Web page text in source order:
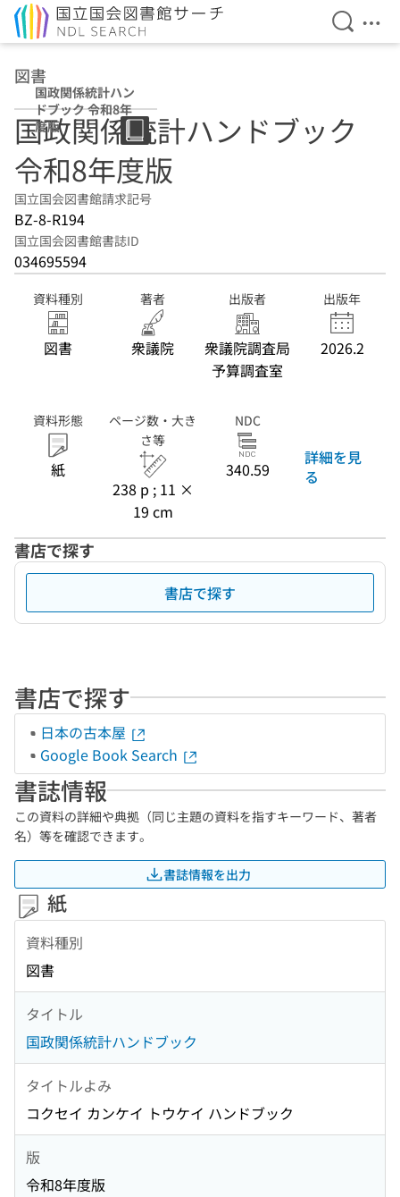
検索を
メ
図書
国政関係統計ハン
ドブック 令和8年
度版
国政関係統計ハンドブック
令和8年度版
国立国会図書館請求記号
BZ-8-R194
国立国会図書館書誌ID
034695594
資料種別
図書
著者
衆議院
出版者
衆議院調査局
予算調査室
出版年
2026.2
資料形態
紙
ページ数・大き
さ等
238 p ; 11 ×
19 cm
NDC
340.59
詳細を見
る
書店で探す
書店で探す
書店で探す
日本の古本屋
Google Book Search
書誌情報
この資料の詳細や典拠（同じ主題の資料を指すキーワード、著者
名）等を確認できます。
書誌情報を出力
紙
資料種別
図書
タイトル
国政関係統計ハンドブック
タイトルよみ
コクセイ カンケイ トウケイ ハンドブック
版
令和8年度版